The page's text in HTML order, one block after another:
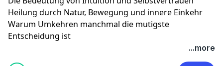
Heilung durch Natur, Bewegung und innere Einkehr
Warum Umkehren manchmal die mutigste
Entscheidung ist
...more